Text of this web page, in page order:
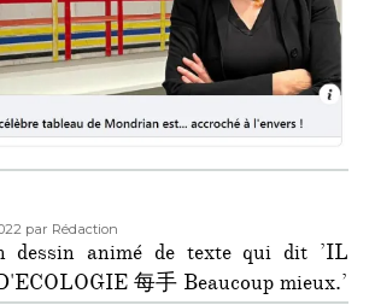
Auteur
par Rédaction